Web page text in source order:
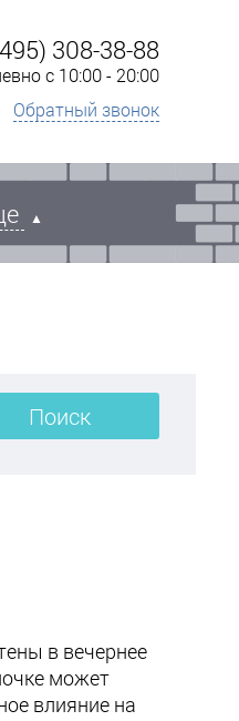
308-38-88
с 10:00 - 20:00
Обратный звонок
Поиск
в вечернее
может
влияние на